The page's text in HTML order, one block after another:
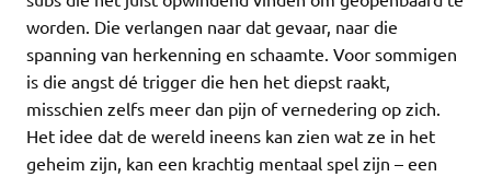
worden. Die verlangen naar dat gevaar, naar die
spanning van herkenning en schaamte. Voor sommigen
is die angst dé trigger die hen het diepst raakt,
misschien zelfs meer dan pijn of vernedering op zich.
Het idee dat de wereld ineens kan zien wat ze in het
geheim zijn, kan een krachtig mentaal spel zijn – een